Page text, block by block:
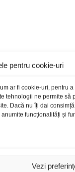
pentru cookie-uri
ar fi cookie-uri, pentru
tehnologii ne permite să
Dacă nu îți dai
funcționalități și
Vezi